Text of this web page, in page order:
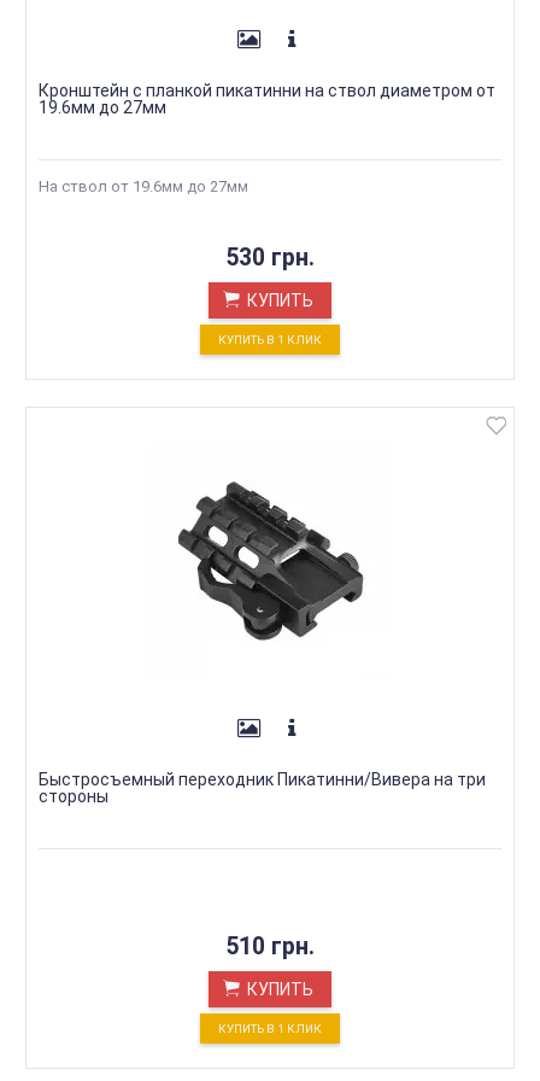
Кронштейн с планкой пикатинни на ствол диаметром от
19.6мм до 27мм
На ствол от 19.6мм до 27мм
530 грн.
КУПИТЬ
КУПИТЬ В 1 КЛИК
Быстросъемный переходник Пикатинни/Вивера на три
стороны
510 грн.
КУПИТЬ
КУПИТЬ В 1 КЛИК